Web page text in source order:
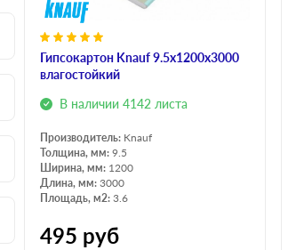
Гипсокартон Knauf 9.5x1200x3000
влагостойкий
В наличии 4142 листа
Производитель: Knauf
Толщина, мм: 9.5
Ширина, мм: 1200
Длина, мм: 3000
Площадь, м2: 3.6
495 руб